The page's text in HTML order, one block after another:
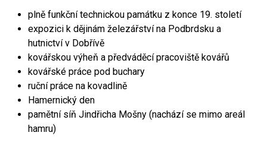
plně funkční technickou památku z konce 19. století
expozici k dějinám železářství na Podbrdsku a
hutnictví v Dobřívě
kovářskou výheň a předváděcí pracoviště kovářů
kovářské práce pod buchary
ruční práce na kovadlině
Hamernický den
pamětní síň Jindřicha Mošny (nachází se mimo areál
hamru)